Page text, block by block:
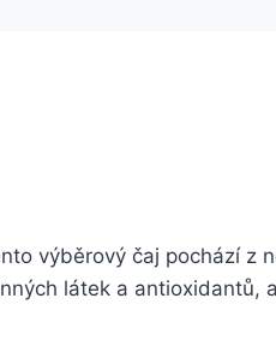
výběrový čaj pochází z
látek a antioxidantů,